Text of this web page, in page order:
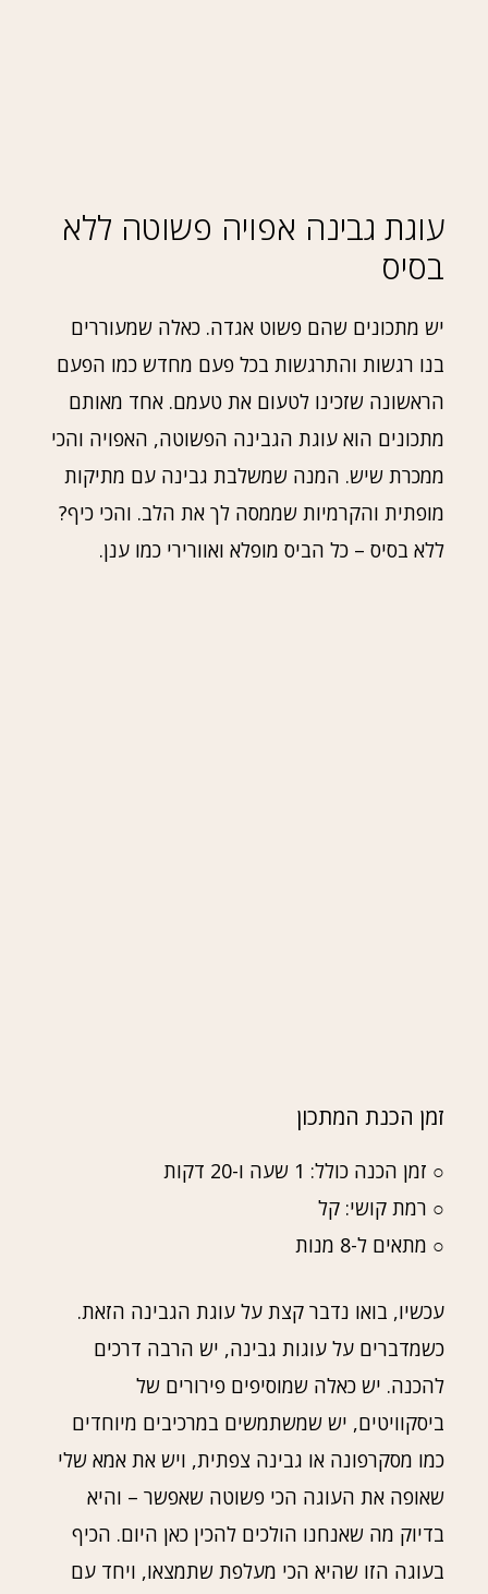
עוגת גבינה אפויה פשוטה ללא
בסיס
יש מתכונים שהם פשוט אגדה. כאלה שמעוררים
בנו רגשות והתרגשות בכל פעם מחדש כמו הפעם
הראשונה שזכינו לטעום את טעמם. אחד מאותם
מתכונים הוא עוגת הגבינה הפשוטה, האפויה והכי
ממכרת שיש. המנה שמשלבת גבינה עם מתיקות
מופתית והקרמיות שממסה לך את הלב. והכי כיף?
ללא בסיס – כל הביס מופלא ואוורירי כמו ענן.
זמן הכנת המתכון
○ זמן הכנה כולל: 1 שעה ו-20 דקות
○ רמת קושי: קל
○ מתאים ל-8 מנות
עכשיו, בואו נדבר קצת על עוגת הגבינה הזאת.
כשמדברים על עוגות גבינה, יש הרבה דרכים
להכנה. יש כאלה שמוסיפים פירורים של
ביסקוויטים, יש שמשתמשים במרכיבים מיוחדים
כמו מסקרפונה או גבינה צפתית, ויש את אמא שלי
שאופה את העוגה הכי פשוטה שאפשר – והיא
בדיוק מה שאנחנו הולכים להכין כאן היום. הכיף
בעוגה הזו שהיא הכי מעלפת שתמצאו, ויחד עם